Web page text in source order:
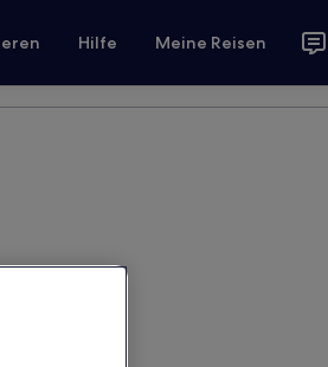
Hilfe Meine Reisen